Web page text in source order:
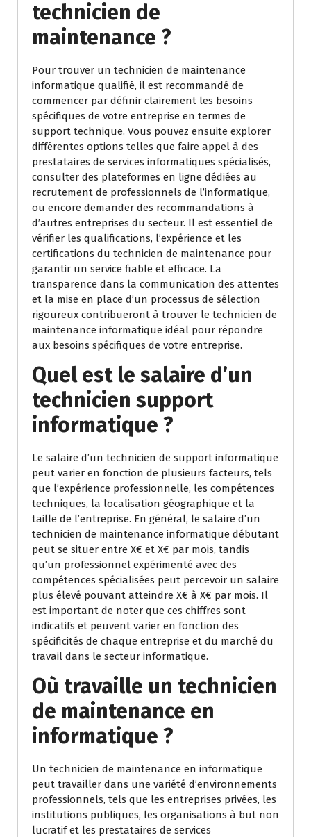
technicien de
maintenance ?
Pour trouver un technicien de maintenance
informatique qualifié, il est recommandé de
commencer par définir clairement les besoins
spécifiques de votre entreprise en termes de
support technique. Vous pouvez ensuite explorer
différentes options telles que faire appel à des
prestataires de services informatiques spécialisés,
consulter des plateformes en ligne dédiées au
recrutement de professionnels de l’informatique,
ou encore demander des recommandations à
d’autres entreprises du secteur. Il est essentiel de
vérifier les qualifications, l’expérience et les
certifications du technicien de maintenance pour
garantir un service fiable et efficace. La
transparence dans la communication des attentes
et la mise en place d’un processus de sélection
rigoureux contribueront à trouver le technicien de
maintenance informatique idéal pour répondre
aux besoins spécifiques de votre entreprise.
Quel est le salaire d’un
technicien support
informatique ?
Le salaire d’un technicien de support informatique
peut varier en fonction de plusieurs facteurs, tels
que l’expérience professionnelle, les compétences
techniques, la localisation géographique et la
taille de l’entreprise. En général, le salaire d’un
technicien de maintenance informatique débutant
peut se situer entre X€ et X€ par mois, tandis
qu’un professionnel expérimenté avec des
compétences spécialisées peut percevoir un salaire
plus élevé pouvant atteindre X€ à X€ par mois. Il
est important de noter que ces chiffres sont
indicatifs et peuvent varier en fonction des
spécificités de chaque entreprise et du marché du
travail dans le secteur informatique.
Où travaille un technicien
de maintenance en
informatique ?
Un technicien de maintenance en informatique
peut travailler dans une variété d’environnements
professionnels, tels que les entreprises privées, les
institutions publiques, les organisations à but non
lucratif et les prestataires de services